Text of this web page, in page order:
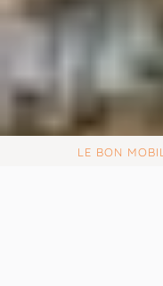
LE BON